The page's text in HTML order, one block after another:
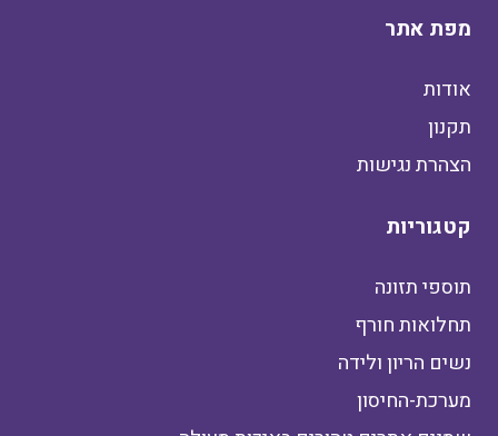
מפת אתר
אודות
תקנון
הצהרת נגישות
קטגוריות
תוספי תזונה
תחלואות חורף
נשים הריון ולידה
מערכת-החיסון